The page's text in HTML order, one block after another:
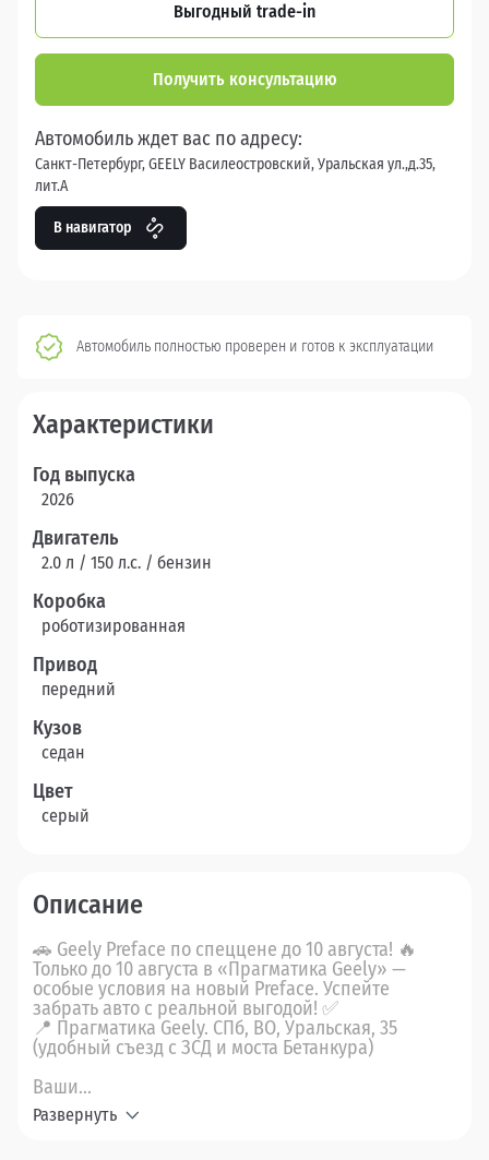
Выгодный trade-in
Получить консультацию
Автомобиль ждет вас по адресу:
Санкт-Петербург, GEELY Василеостровский, Уральская ул.,д.35,
лит.А
В навигатор
Автомобиль полностью проверен и готов к эксплуатации
Характеристики
Год выпуска
2026
Двигатель
2.0 л / 150 л.c. / бензин
Коробка
роботизированная
Привод
передний
Кузов
седан
Цвет
серый
Описание
🚗 Geely Preface по спеццене до 10 августа! 🔥
Только до 10 августа в «Прагматика Geely» —
особые условия на новый Preface. Успейте
забрать авто с реальной выгодой! ✅
📍 Прагматика Geely. СПб, ВО, Уральская, 35
(удобный съезд с ЗСД и моста Бетанкура)
Ваши...
Развернуть